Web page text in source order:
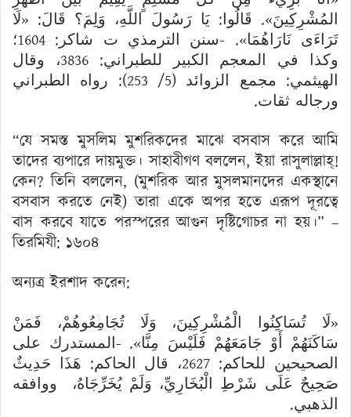
المُشْرِكِينَ». قَالُوا: يَا رَسُولَ اللَّهِ، وَلِمَ؟ قَالَ: «لَا
تَرَاءَى نَارَاهُمَا». -سنن الترمذي ت شاكر: 1604؛
وكذا في المعجم الكبير للطبراني: 3836، وقال
الهيثمي: مجمع الزوائد (5/ 253): رواه الطبراني
ورجاله ثقات.
“যে সমস্ত মুসলিম মুশরিকদের মাঝে বসবাস করে আমি
তাদের ব্যপারে দায়মুক্ত। সাহাবীগণ বললেন, ইয়া রাসুলাল্লাহ্!
কেন? তিনি বললেন, (মুশরিক আর মুসলমানদের একস্থানে
বসবাস করতে নেই) তারা একে অপর হতে এরূপ দূরত্বে
বাস করবে যাতে পরস্পরের আগুন দৃষ্টিগোচর না হয়।” –
তিরমিযী: ১৬০৪
অন্যত্র ইরশাদ করেন:
«لَا تُسَاكِنُوا الْمُشْرِكِينَ، وَلَا تُجَامِعُوهُمْ، فَمَنْ
سَاكَنَهُمْ أَوْ جَامَعَهُمْ فَلَيْسَ مِنَّا». -المستدرك على
الصحيحين للحاكم: 2627، قال الحاكم: هَذَا حَدِيثٌ
صَحِيحٌ عَلَى شَرْطِ الْبُخَارِيِّ، وَلَمْ يُخَرِّجَاهُ، ووافقه
الذهبي.